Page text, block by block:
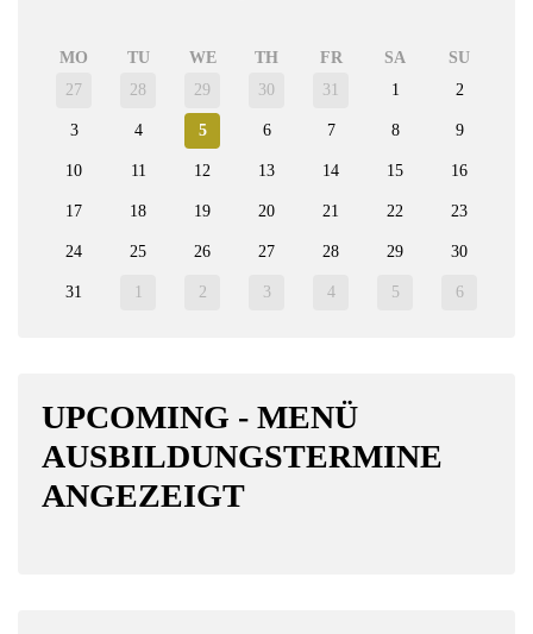
MO TU WE TH FR SA
SU
27
28 29 30 31 1 2
3 4 5 6 7 8 9
10 11 12 13 14 15 16
17 18 19 20 21 22 23
24 25 26 27 28 29 30
31 1 2 3 4 5 6
UPCOMING - MENÜ
AUSBILDUNGSTERMINE
ANGEZEIGT